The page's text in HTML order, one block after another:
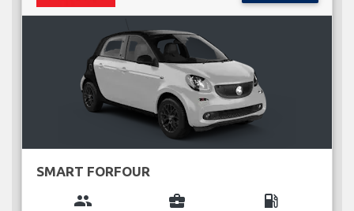
SMART FORFOUR
group business_center local_gas_station